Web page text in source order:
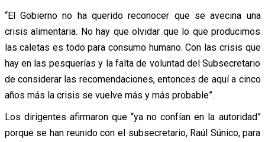
“El Gobierno no ha querido reconocer que se avecina una
crisis alimentaria. No hay que olvidar que lo que producimos
las caletas es todo para consumo humano. Con las crisis que
hay en las pesquerías y la falta de voluntad del Subsecretario
de considerar las recomendaciones, entonces de aquí a cinco
años más la crisis se vuelve más y más probable”.
Los dirigentes afirmaron que “ya no confían en la autoridad”
porque se han reunido con el subsecretario, Raúl Súnico, para